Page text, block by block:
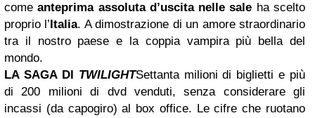
comeanteprima assoluta d’uscita nelle sale ha scelto
proprio l’Italia. A dimostrazione di un amore straordinario
tra il nostro paese e la coppia vampira più bella del
mondo.
LA SAGA DI TWILIGHTSettanta milioni di biglietti e più
di 200 milioni di dvd venduti, senza considerare gli
incassi (da capogiro) al box office. Le cifre che ruotano